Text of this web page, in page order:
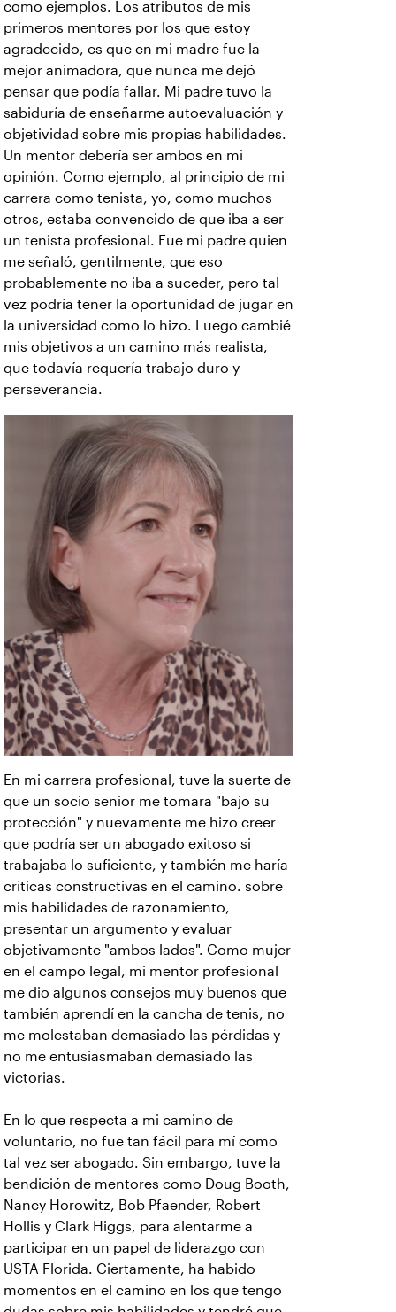
como ejemplos. Los atributos de mis
primeros mentores por los que estoy
agradecido, es que en mi madre fue la
mejor animadora, que nunca me dejó
pensar que podía fallar. Mi padre tuvo la
sabiduría de enseñarme autoevaluación y
objetividad sobre mis propias habilidades.
Un mentor debería ser ambos en mi
opinión. Como ejemplo, al principio de mi
carrera como tenista, yo, como muchos
otros, estaba convencido de que iba a ser
un tenista profesional. Fue mi padre quien
me señaló, gentilmente, que eso
probablemente no iba a suceder, pero tal
vez podría tener la oportunidad de jugar en
la universidad como lo hizo. Luego cambié
mis objetivos a un camino más realista,
que todavía requería trabajo duro y
perseverancia.
En mi carrera profesional, tuve la suerte de
que un socio senior me tomara "bajo su
protección" y nuevamente me hizo creer
que podría ser un abogado exitoso si
trabajaba lo suficiente, y también me haría
críticas constructivas en el camino. sobre
mis habilidades de razonamiento,
presentar un argumento y evaluar
objetivamente "ambos lados". Como mujer
en el campo legal, mi mentor profesional
me dio algunos consejos muy buenos que
también aprendí en la cancha de tenis, no
me molestaban demasiado las pérdidas y
no me entusiasmaban demasiado las
victorias.
En lo que respecta a mi camino de
voluntario, no fue tan fácil para mí como
tal vez ser abogado. Sin embargo, tuve la
bendición de mentores como Doug Booth,
Nancy Horowitz, Bob Pfaender, Robert
Hollis y Clark Higgs, para alentarme a
participar en un papel de liderazgo con
USTA Florida. Ciertamente, ha habido
momentos en el camino en los que tengo